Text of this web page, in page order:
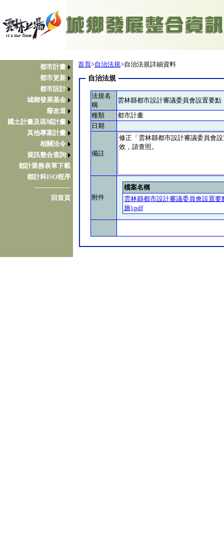
都市計畫
都市更新
都市設計
城鄉發展基金
廢改道
國土計畫及區域計畫
其他專案計畫
相關法令
資訊整合查詢
都計業務表單下載
都計科ISO程序
────────
回首頁
首頁>自治法規>自治法規詳細資料
自治法規
法規名
稱
雲林縣都市設計審議委員會設置要點
種類
都市計畫
日期
備註
附件
檔案名稱
雲林縣都市設計審議委員會設置要
施).pdf